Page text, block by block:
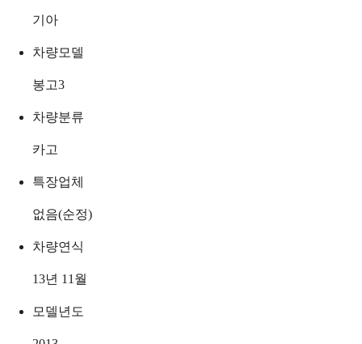
기아
차량모델
봉고3
차량분류
카고
특장업체
없음(순정)
차량연식
13년 11월
모델년도